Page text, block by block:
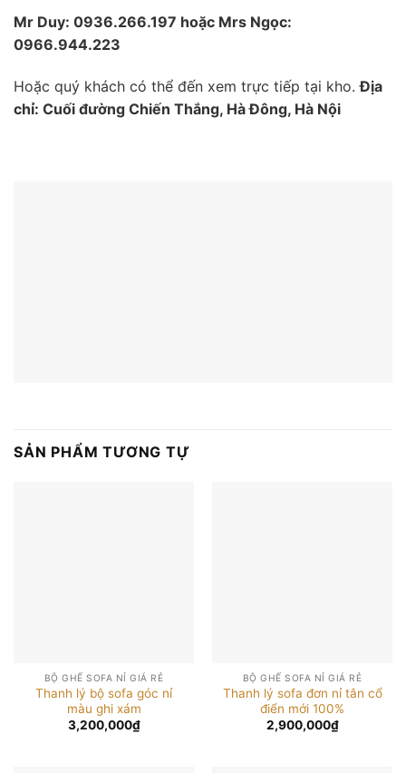
Mr Duy: 0936.266.197 hoặc Mrs Ngọc:
0966.944.223
Hoặc quý khách có thể đến xem trực tiếp tại kho.Địa
chỉ: Cuối đường Chiến Thắng, Hà Đông, Hà Nội
SẢN PHẨM TƯƠNG TỰ
BỘ GHẾ SOFA NỈ GIÁ RẺ
Thanh lý bộ sofa góc nỉ
màu ghi xám
3,200,000₫
BỘ GHẾ SOFA NỈ GIÁ RẺ
Thanh lý sofa đơn nỉ tân cổ
điển mới 100%
2,900,000₫